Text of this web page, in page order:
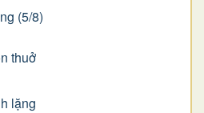
(5/8)
thuở
lặng